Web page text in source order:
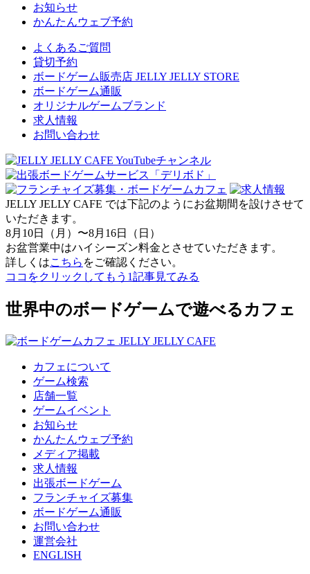
お知らせ
かんたんウェブ予約
よくあるご質問
貸切予約
ボードゲーム販売店 JELLY JELLY STORE
ボードゲーム通販
オリジナルゲームブランド
求人情報
お問い合わせ
JELLY JELLY CAFE では下記のようにお盆期間を設けさせて
いただきます。
8月10日（月）〜8月16日（日）
お盆営業中はハイシーズン料金とさせていただきます。
詳しくはこちら をご確認ください。
ココをクリックしてもう1記事見てみる
世界中のボードゲームで遊べるカフェ
カフェについて
ゲーム検索
店舗一覧
ゲームイベント
お知らせ
かんたんウェブ予約
メディア掲載
求人情報
出張ボードゲーム
フランチャイズ募集
ボードゲーム通販
お問い合わせ
運営会社
ENGLISH